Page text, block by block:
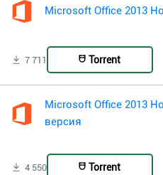
Microsoft Office 2013
7 711 Torrent
Microsoft Office 2013
версия
4 550 Torrent